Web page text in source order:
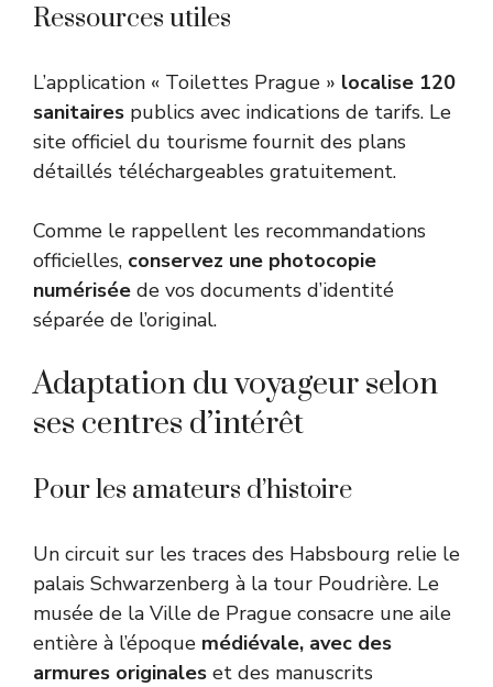
Ressources utiles
L’application « Toilettes Prague » localise 120
sanitaires publics avec indications de tarifs. Le
site officiel du tourisme fournit des plans
détaillés téléchargeables gratuitement.
Comme le rappellent les recommandations
officielles, conservez une photocopie
numérisée de vos documents d’identité
séparée de l’original.
Adaptation du voyageur selon
ses centres d’intérêt
Pour les amateurs d’histoire
Un circuit sur les traces des Habsbourg relie le
palais Schwarzenberg à la tour Poudrière. Le
musée de la Ville de Prague consacre une aile
entière à l’époque médiévale, avec des
armures originales et des manuscrits